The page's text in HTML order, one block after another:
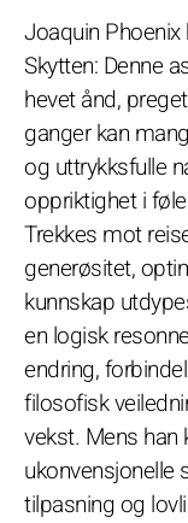
Joaquin
Skytten: Denne
hevet ånd,
ganger kan
og uttrykksfulle
oppriktighet i
Trekkes mot
generøsitet,
kunnskap
en logisk
endring,
filosofisk
vekst. Mens han
ukonvensjonelle
tilpasning og